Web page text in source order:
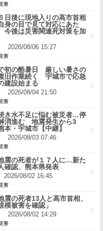
害
日後に現地入りの高市首相
身の目で見て対応にあた
今後は災害関連死対策を加
2026/08/06 15:27
害
初の酷暑日 厳しい暑さの
旧作業続く 宇城市で応急
建設始まる
2026/08/04 21:50
害
き水不足に悩む被災者…停
消進む 地震発生から3
・宇城市【中継】
2026/08/03 07:46
害
震の死者が１７人に…新た
確認、熊本県発表
2026/08/02 16:45
害
震の死者13人と高市首相、
模被害を確認」
2026/08/02 14:29
害